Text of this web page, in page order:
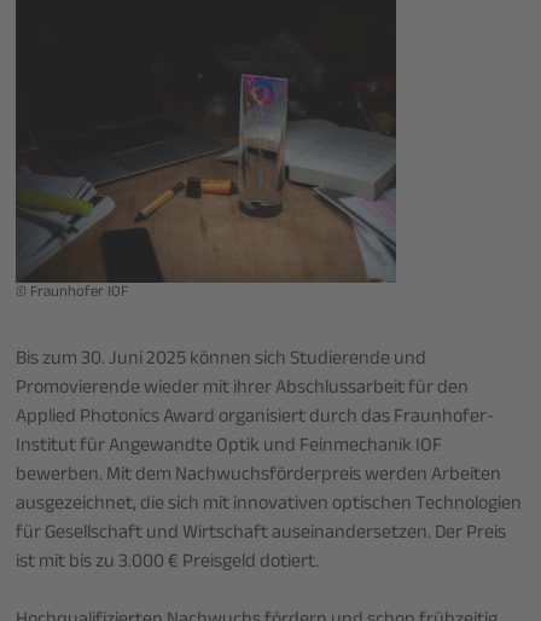
© Fraunhofer IOF
Bis zum 30. Juni 2025 können sich Studierende und
Promovierende wieder mit ihrer Abschlussarbeit für den
Applied Photonics Award organisiert durch das Fraunhofer-
Institut für Angewandte Optik und Feinmechanik IOF
bewerben. Mit dem Nachwuchsförderpreis werden Arbeiten
ausgezeichnet, die sich mit innovativen optischen Technologien
für Gesellschaft und Wirtschaft auseinandersetzen. Der Preis
ist mit bis zu 3.000 € Preisgeld dotiert.